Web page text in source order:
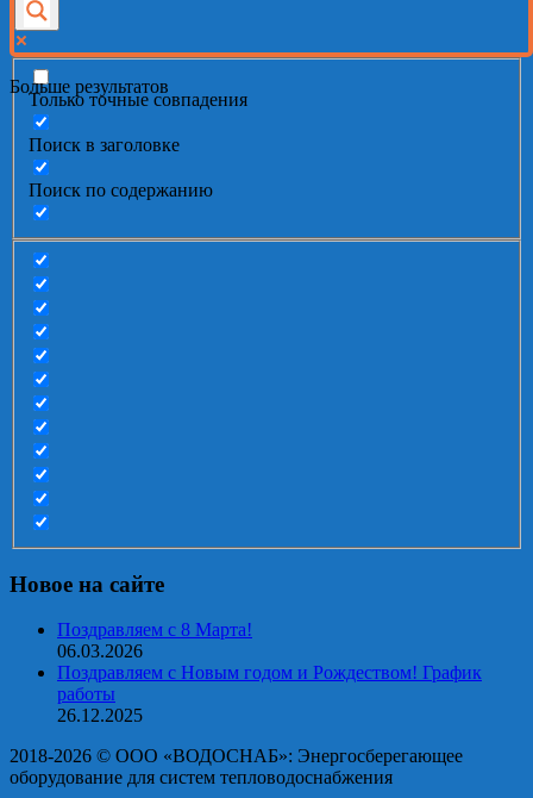
Больше результатов
Только точные совпадения
Поиск в заголовке
Поиск по содержанию
Новое на сайте
Поздравляем с 8 Марта!
06.03.2026
Поздравляем с Новым годом и Рождеством! График
работы
26.12.2025
2018-2026 © OOO «ВОДОСНАБ»: Энергосберегающее
оборудование для систем тепловодоснабжения